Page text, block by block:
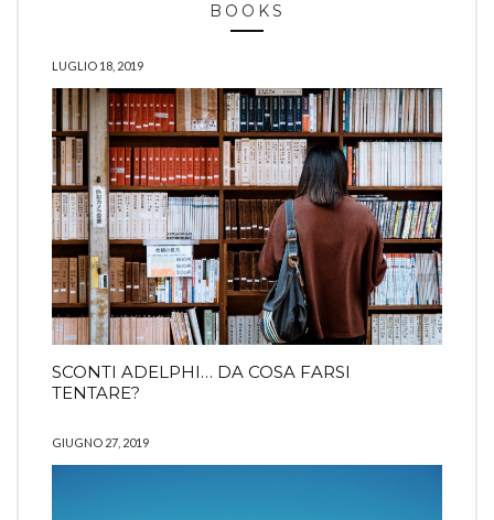
BOOKS
LUGLIO 18, 2019
SCONTI ADELPHI… DA COSA FARSI
TENTARE?
GIUGNO 27, 2019